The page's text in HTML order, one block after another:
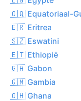
🇬🇶 Equatoriaal-
🇪🇷 Eritrea
🇸🇿 Eswatini
🇪🇹 Ethiopië
🇬🇦 Gabon
🇬🇲 Gambia
🇬🇭 Ghana